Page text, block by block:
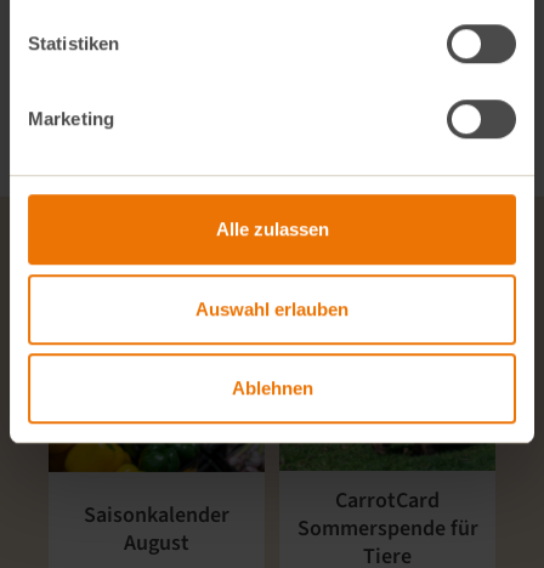
Statistiken
Marketing
Alle zulassen
Auswahl erlauben
Ablehnen
Aktuelle News
Saisonkalender
August
CarrotCard
Sommerspende für
Tiere